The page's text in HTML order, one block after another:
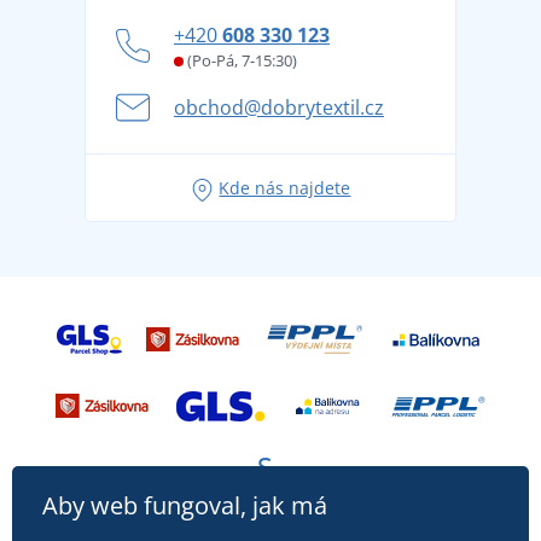
Věrnostní program BONTIS +
Letní dobrodružství začíná balením aneb připravte
se na dovolenou bez starostí
Tipy na svěží outfity pro pohodové léto
+420608 330 123
(Po-Pá, 7-15:30)
obchod@dobrytextil.cz
Kde nás najdete
Aby web fungoval, jak má